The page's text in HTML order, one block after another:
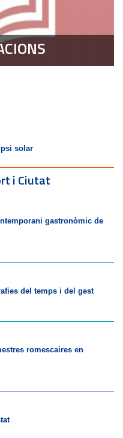
solar
i Ciutat
gastronòmic de
del temps i del gest
romescaires en